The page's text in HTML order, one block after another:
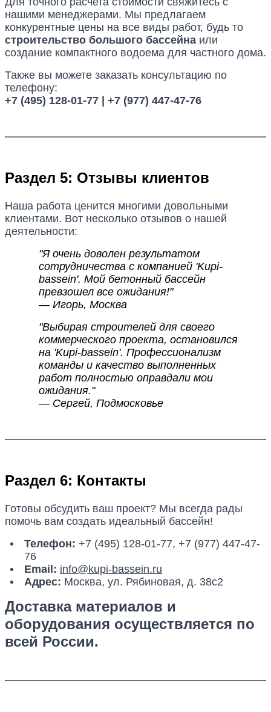
нашими менеджерами. Мы предлагаем
конкурентные цены на все виды работ, будь то
строительство большого бассейна или
создание компактного водоема для частного дома.
Также вы можете заказать консультацию по
телефону:
+7 (495) 128-01-77 | +7 (977) 447-47-76
Раздел 5: Отзывы клиентов
Наша работа ценится многими довольными
клиентами. Вот несколько отзывов о нашей
деятельности:
"Я очень доволен результатом
сотрудничества с компанией 'Kupi-
bassein'. Мой бетонный бассейн
превзошел все ожидания!"
— Игорь, Москва
"Выбирая строителей для своего
коммерческого проекта, остановился
на 'Kupi-bassein'. Профессионализм
команды и качество выполненных
работ полностью оправдали мои
ожидания."
— Сергей, Подмосковье
Раздел 6: Контакты
Готовы обсудить ваш проект? Мы всегда рады
помочь вам создать идеальный бассейн!
Телефон: +7 (495) 128-01-77, +7 (977) 447-47-
76
Email: info@kupi-bassein.ru
Адрес: Москва, ул. Рябиновая, д. 38с2
Доставка материалов и
оборудования осуществляется по
всей России.